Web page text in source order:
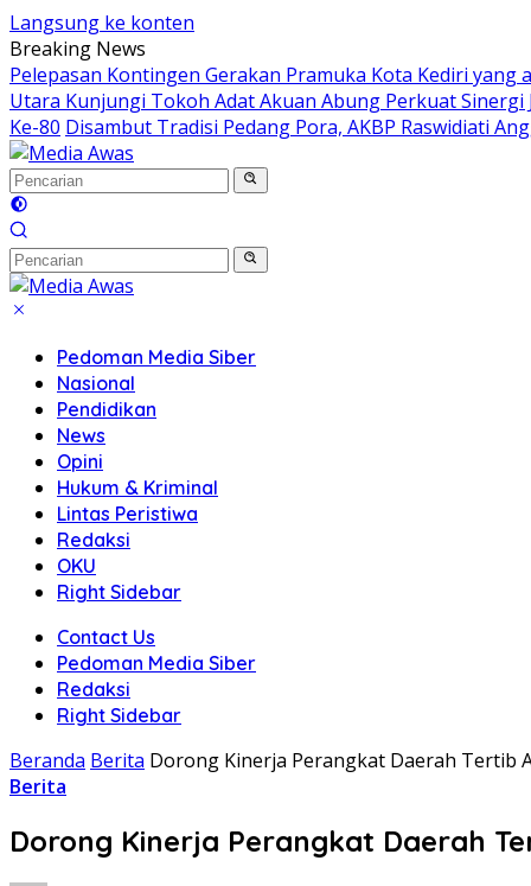
Langsung ke konten
Breaking News
Pelepasan Kontingen Gerakan Pramuka Kota Kediri
Utara Kunjungi Tokoh Adat Akuan Abung Perkuat Sinergi
Ke-80 Disambut Tradisi Pedang Pora, AKBP Raswidiati
Pedoman Media Siber
Nasional
Pendidikan
News
Opini
Hukum & Kriminal
Lintas Peristiwa
Redaksi
OKU
Right Sidebar
Contact Us
Pedoman Media Siber
Redaksi
Right Sidebar
Beranda Berita Dorong Kinerja Perangkat Daerah Tertib
Berita
Dorong Kinerja Perangkat Daerah